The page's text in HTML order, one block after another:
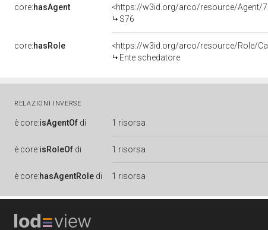
core:hasAgent
<https://w3id.org/arco/resource/Agent/
S76
core:hasRole
<https://w3id.org/arco/resource/Role/
Ente schedatore
RELAZIONI INVERSE
è core:isAgentOf di 1 risorsa
è core:isRoleOf di 1 risorsa
è core:hasAgentRole di 1 risorsa